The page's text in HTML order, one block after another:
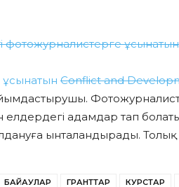
фотожурналистерге
ұсынатын Conflict and
Фотожурналист
адамдар тап
ынталандырады.
БАЙҚАУЛАР ГРАНТТАР КУРСТАР